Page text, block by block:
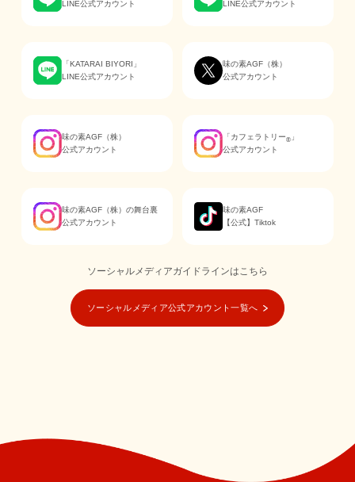
LINE公式アカウント
LINE公式アカウント
「KATARAI BIYORI」
LINE公式アカウント
味の素AGF（株）
公式アカウント
味の素AGF（株）
公式アカウント
「カフェラトリー® 」
公式アカウント
味の素AGF（株）の舞台裏
公式アカウント
味の素AGF
【公式】Tiktok
ソーシャルメディアガイドラインはこちら
ソーシャルメディア公式アカウント一覧へ